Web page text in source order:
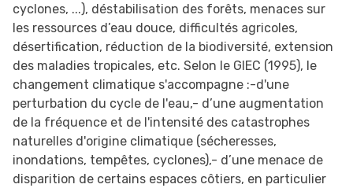
cyclones, ...), déstabilisation des forêts, menaces sur
les ressources d’eau douce, difficultés agricoles,
désertification, réduction de la biodiversité, extension
des maladies tropicales, etc. Selon le GIEC (1995), le
changement climatique s'accompagne :-d'une
perturbation du cycle de l'eau,- d’une augmentation
de la fréquence et de l'intensité des catastrophes
naturelles d'origine climatique (sécheresses,
inondations, tempêtes, cyclones),- d’une menace de
disparition de certains espaces côtiers, en particulier